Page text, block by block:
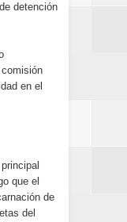
detención
en el
que el
de
del